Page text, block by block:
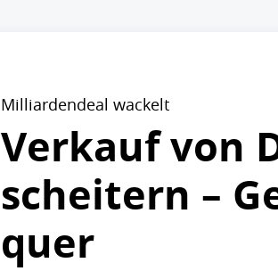
Milliardendeal wackelt
Verkauf von
scheitern –
quer